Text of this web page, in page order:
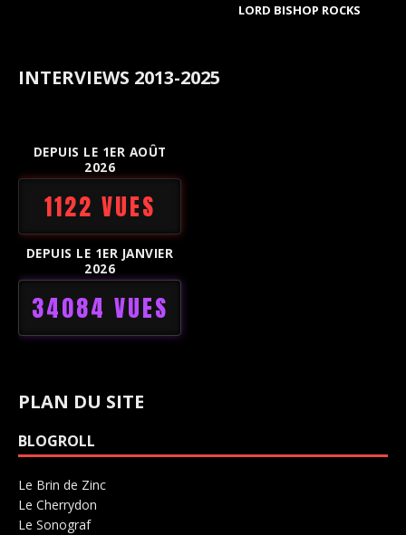
LORD BISHOP ROCKS
INTERVIEWS 2013-2025
DEPUIS LE 1ER AOÛT
2026
1122 VUES
DEPUIS LE 1ER JANVIER
2026
34084 VUES
PLAN DU SITE
BLOGROLL
Le Brin de Zinc
Le Cherrydon
Le SonografSalle de concerts 0